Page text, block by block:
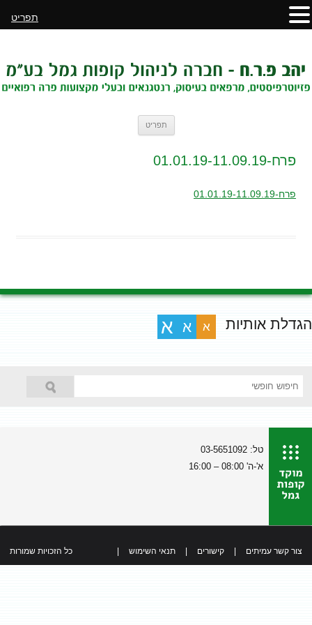
תפריט
פרח-01.01.19-11.09.19
פרח-01.01.19-11.09.19
הגדלת אותיות א א א
טל: 03-5651092
א'-ה' 08:00 – 16:00
צור קשר עמיתים קישורים תנאי השימוש כל הזכויות שמורות
תפריט